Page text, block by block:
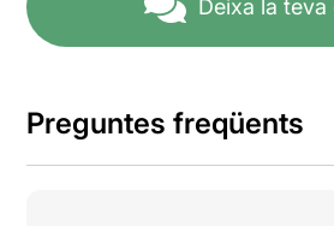
Deixa la teva
Preguntes freqüents